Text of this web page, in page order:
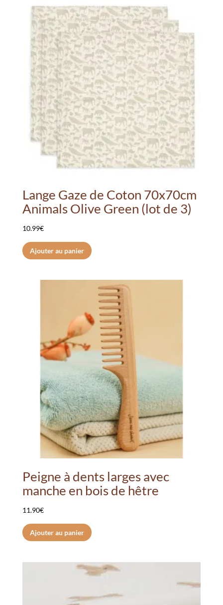
17.99€
variations.
Les
options
peuvent
être
choisies
sur
la
page
du
produit
Lange Gaze de Coton 70x70cm
Animals Olive Green (lot de 3)
10.99€
Ajouter au panier
Peigne à dents larges avec
manche en bois de hêtre
11.90€
Ajouter au panier